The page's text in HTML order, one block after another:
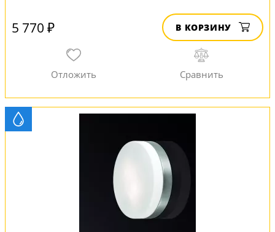
5 770 ₽ В КОРЗИНУ